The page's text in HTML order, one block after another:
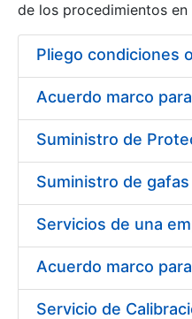
de los procedimientos en